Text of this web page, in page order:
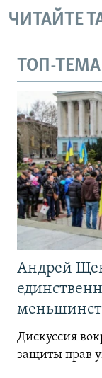
ЧИТАЙТЕ
ТОП-ТЕМА
Андрей
Дискуссия
защиты прав